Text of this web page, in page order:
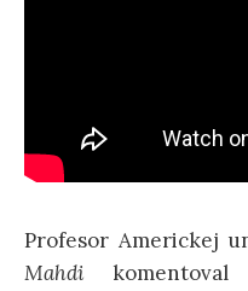
Profesor Americkej
Mahdi komentoval